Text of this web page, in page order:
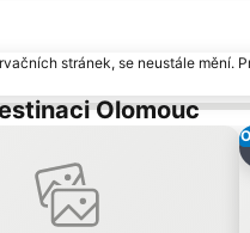
stránek, se neustále mění.
Olomouc
seznam oblíbených